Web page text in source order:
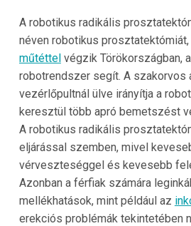
A robotikus radikális
néven robotikus
műtéttelvégzik Törökországban,
robotrendszer segít. A szakorvos
vezérlőpultnál ülve irányítja a
keresztül több apró bemetszést
A robotikus radikális
eljárással szemben, mivel
vérveszteséggel és kevesebb
Azonban a férfiak számára
mellékhatások, mint például az
erekciós problémák tekintetében